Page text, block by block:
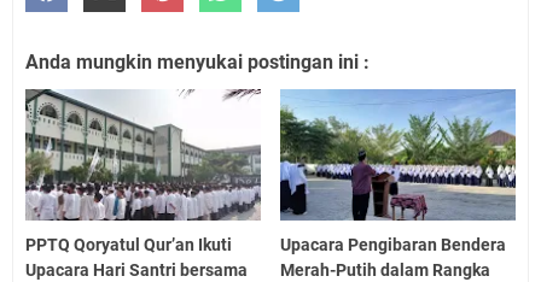
Anda mungkin menyukai postingan ini :
PPTQ Qoryatul Qur’an Ikuti
Upacara Hari Santri bersama
Upacara Pengibaran Bendera
Merah-Putih dalam Rangka